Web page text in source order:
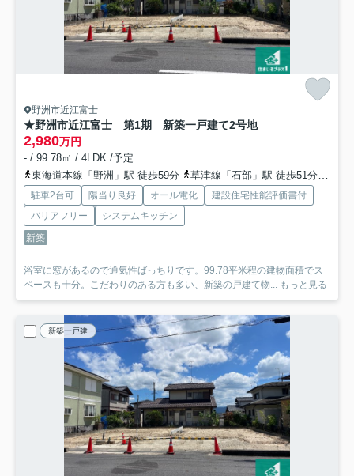
野洲市近江富士
★野洲市近江富士 第1期 新築一戸建て2号地
2,980万円
- / 99.78㎡ / 4LDK /予定
東海道本線「野洲」駅 徒歩59分
草津線「石部」駅 徒歩51分
駐車2台可 陽当り良好 オール電化
建設住宅性能評価書付
バリアフリー
システムキッチン
新築
浴室に窓があるので通気性ばっちりです。99.78平米程の建物面積でス
ペースも十分。こだわりのある方も多い、新築の戸建て物... もっと見る
新築一戸建